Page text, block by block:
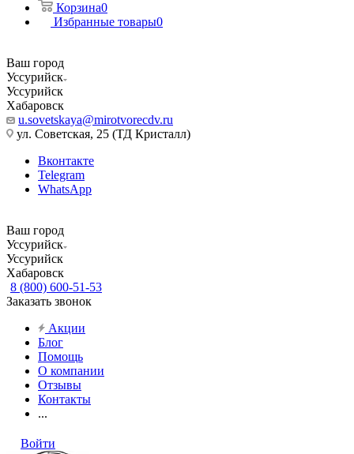
Корзина0
Избранные товары0
Ваш город
Уссурийск
Уссурийск
Хабаровск
u.sovetskaya@mirotvorecdv.ru
ул. Советская, 25 (ТД Кристалл)
Вконтакте
Telegram
WhatsApp
Ваш город
Уссурийск
Уссурийск
Хабаровск
8 (800) 600-51-53
Заказать звонок
Акции
Блог
Помощь
О компании
Отзывы
Контакты
...
Войти